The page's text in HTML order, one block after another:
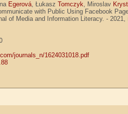
Egerová, ŁukaszTomczyk, Miroslav
with Public Using Facebook
of Media and Information Literacy. -
journals_n/1624031018.pdf